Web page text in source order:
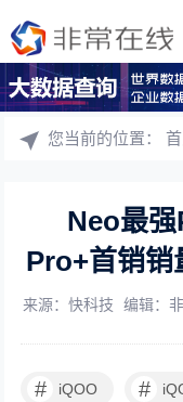
您当前的位置：
Neo最
Pro+首销销
来源：快科技 编辑：
# iQOO #